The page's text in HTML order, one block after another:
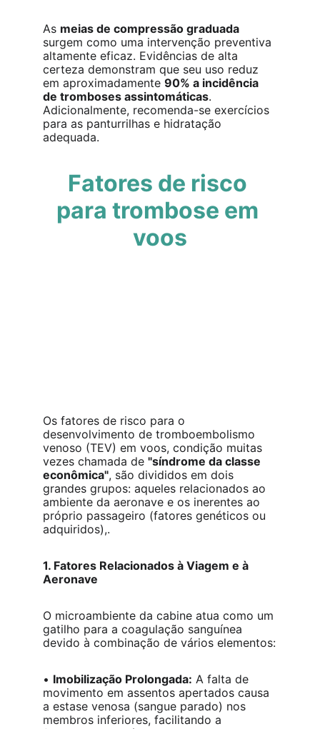
As meias de compressão graduada
surgem como uma intervenção preventiva
altamente eficaz. Evidências de alta
certeza demonstram que seu uso reduz
em aproximadamente 90% a incidência
de tromboses assintomáticas.
Adicionalmente, recomenda-se exercícios
para as panturrilhas e hidratação
adequada.
Fatores de risco
para trombose em
voos
Os fatores de risco para o
desenvolvimento de tromboembolismo
venoso (TEV) em voos, condição muitas
vezes chamada de "síndrome da classe
econômica", são divididos em dois
grandes grupos: aqueles relacionados ao
ambiente da aeronave e os inerentes ao
próprio passageiro (fatores genéticos ou
adquiridos),.
1. Fatores Relacionados à Viagem e à
Aeronave
O microambiente da cabine atua como um
gatilho para a coagulação sanguínea
devido à combinação de vários elementos:
• Imobilização Prolongada: A falta de
movimento em assentos apertados causa
a estase venosa (sangue parado) nos
membros inferiores, facilitando a